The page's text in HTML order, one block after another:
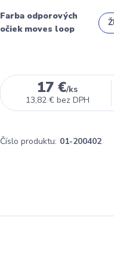
Farba odporových
očiek moves loop
17 €/ks
13,82 € bez DPH
Číslo produktu: 01-200402